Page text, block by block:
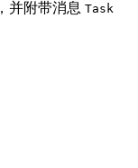
，并附带消息 Task